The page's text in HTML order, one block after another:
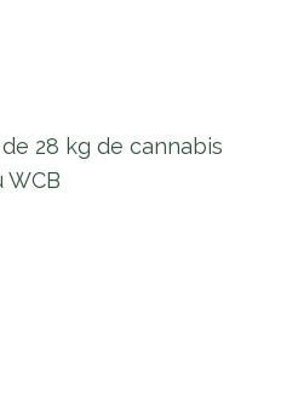
28 kg de cannabis
WCB